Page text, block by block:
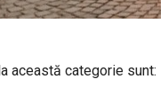
această categorie sunt: